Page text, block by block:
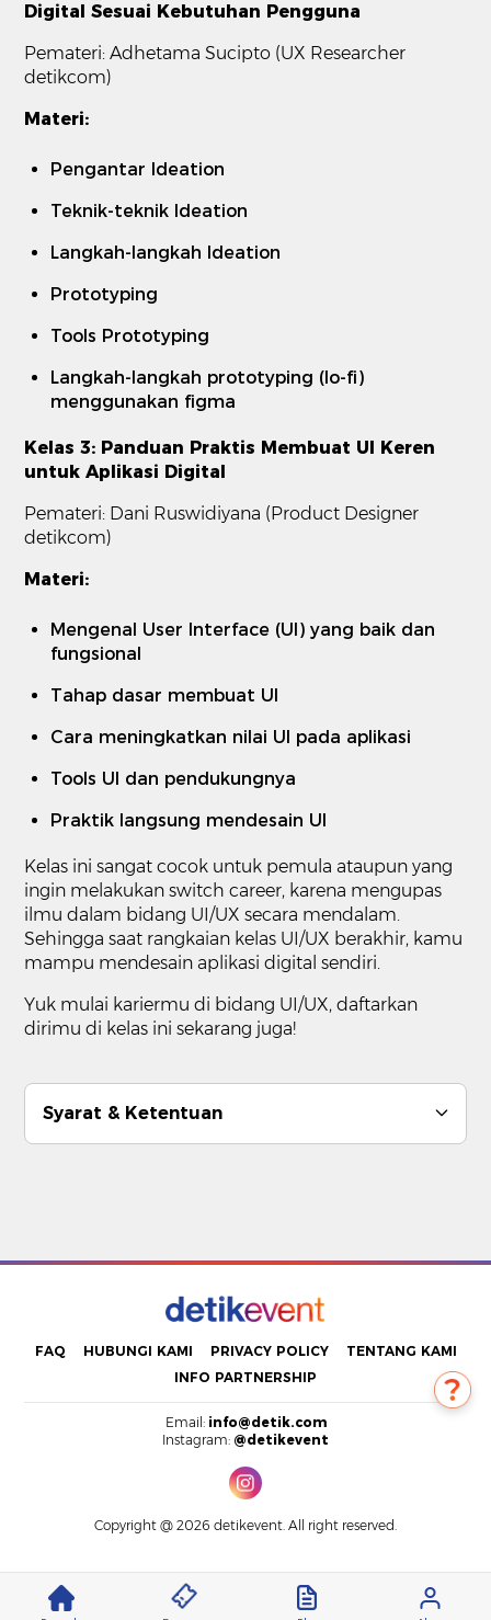
Digital Sesuai Kebutuhan Pengguna
Pemateri: Adhetama Sucipto (UX Researcher
detikcom)
Materi:
Pengantar Ideation
Teknik-teknik Ideation
Langkah-langkah Ideation
Prototyping
Tools Prototyping
Langkah-langkah prototyping (lo-fi)
menggunakan figma
Kelas 3: Panduan Praktis Membuat UI Keren
untuk Aplikasi Digital
Pemateri: Dani Ruswidiyana (Product Designer
detikcom)
Materi:
Mengenal User Interface (UI) yang baik dan
fungsional
Tahap dasar membuat UI
Cara meningkatkan nilai UI pada aplikasi
Tools UI dan pendukungnya
Praktik langsung mendesain UI
Kelas ini sangat cocok untuk pemula ataupun yang
ingin melakukan switch career, karena mengupas
ilmu dalam bidang UI/UX secara mendalam.
Sehingga saat rangkaian kelas UI/UX berakhir, kamu
mampu mendesain aplikasi digital sendiri.
Yuk mulai kariermu di bidang UI/UX, daftarkan
dirimu di kelas ini sekarang juga!
Syarat & Ketentuan
FAQ HUBUNGI KAMI PRIVACY POLICY
TENTANG KAMI
INFO PARTNERSHIP
Email: info@detik.com
Instagram: @detikevent
Copyright @ 2026 detikevent. All right reserved.